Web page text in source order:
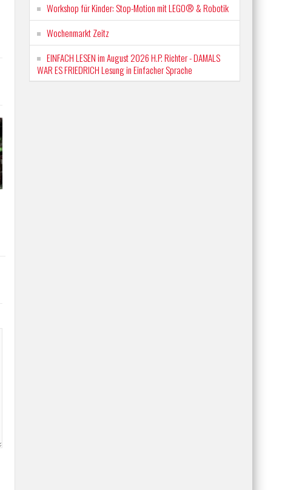
Workshop für Kinder: Stop-Motion mit LEGO® & Robotik
Wochenmarkt Zeitz
EINFACH LESEN im August 2026 H.P. Richter - DAMALS
WAR ES FRIEDRICH Lesung in Einfacher Sprache